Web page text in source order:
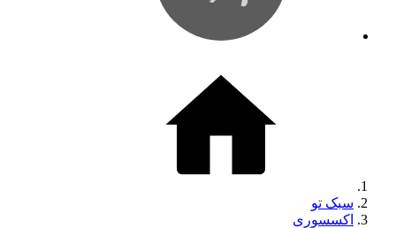
سبک تو
اکسسوری